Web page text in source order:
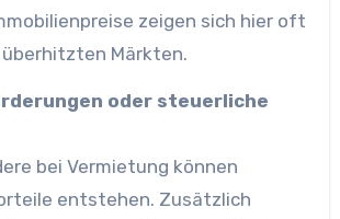
zeigen sich hier oft
Märkten.
oder steuerliche
bei Vermietung können
entstehen. Zusätzlich